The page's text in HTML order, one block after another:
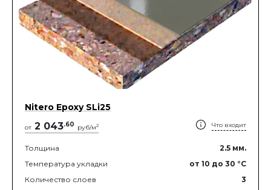
Nitero Epoxy SLi25
от 2 043.60 руб/м2 Что входит
Толщина 2.5 мм.
Температура укладки
от 10 до 30 °C
Количество слоев
3